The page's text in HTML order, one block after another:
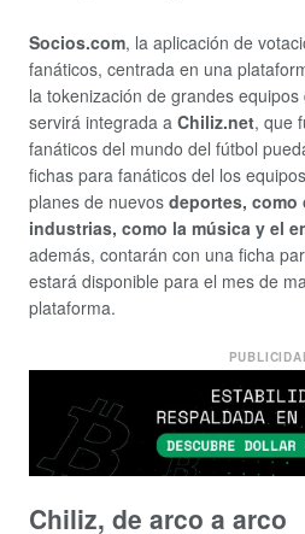
Socios.com, la aplicación de
fanáticos, centrada en una
la tokenización de grandes
servirá integrada a Chiliz.net, que
fanáticos del mundo del fútbol
fichas para fanáticos del los
planes de nuevos deportes, como
industrias, como la música y el
además, contarán con una ficha
estará disponible para el mes de
plataforma.
Chiliz, de arco a arco